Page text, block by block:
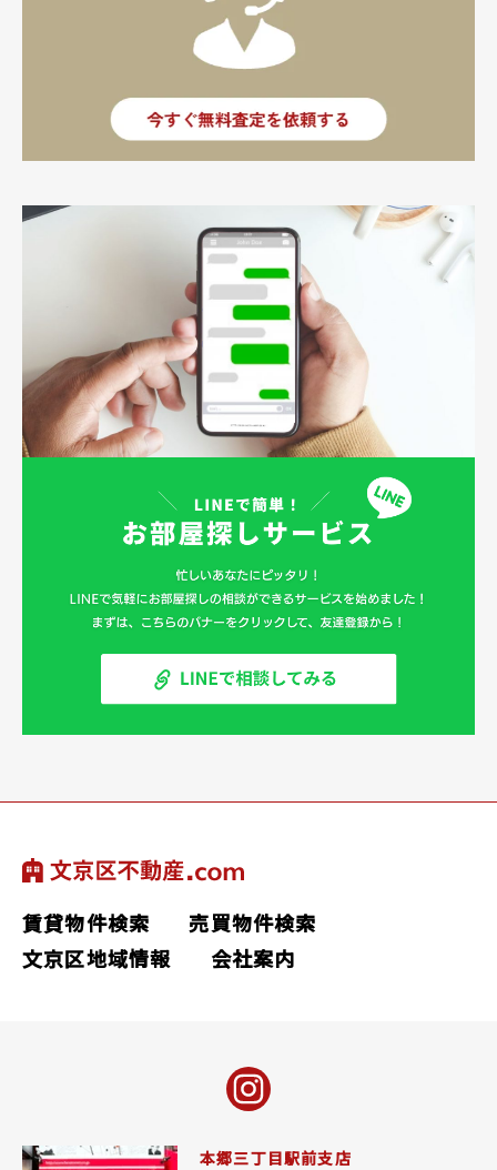
賃貸物件検索
売買物件検索
文京区地域情報
会社案内
本郷三丁目駅前支店